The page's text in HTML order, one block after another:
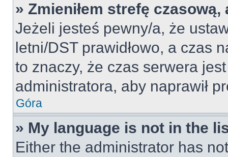
» Zmieniłem strefę
Jeżeli jesteś pewny/a, że
letni/DST prawidłowo, a czas
to znaczy, że czas serwera
administratora, aby naprawił
Góra
» My language is not in the
Either the administrator has